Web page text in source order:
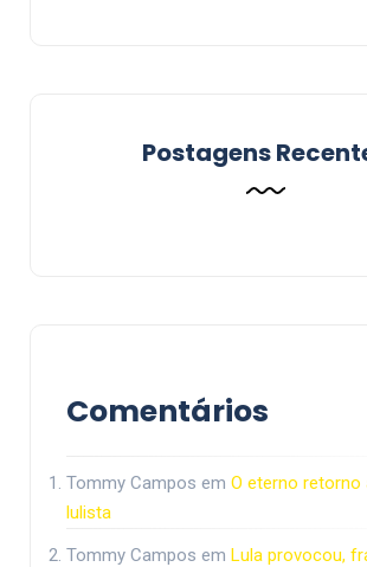
Postagens
Comentários
Tommy Campos em O eterno retorno
lulista
Tommy Campos em Lula provocou,